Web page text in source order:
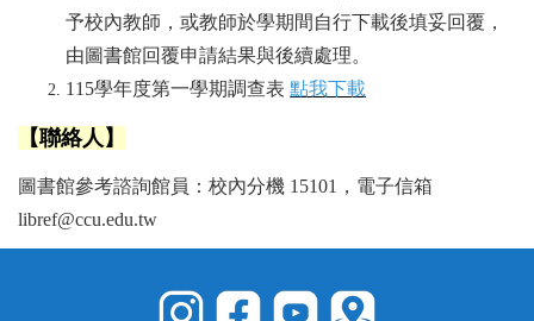
予校內教師，或教師於學期間自行下載後填妥回覆，
由圖書館回覆申請結果與後續處理。
115學年度第一學期調查表 點我下載
【聯絡人】
圖書館參考諮詢館員：校內分機 15101，電子信箱
libref@ccu.edu.tw